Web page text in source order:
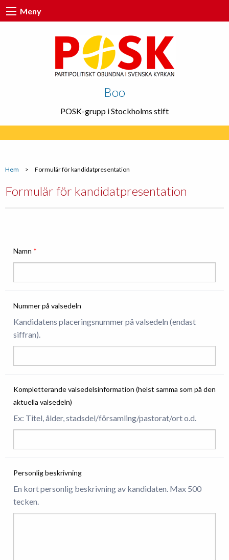
Meny
Boo
POSK-grupp i Stockholms stift
Hem > Formulär för kandidatpresentation
Formulär för kandidatpresentation
Namn *
Nummer på valsedeln
Kandidatens placeringsnummer på valsedeln (endast
siffran).
Kompletterande valsedelsinformation (helst samma som på den
aktuella valsedeln)
Ex: Titel, ålder, stadsdel/församling/pastorat/ort o.d.
Personlig beskrivning
En kort personlig beskrivning av kandidaten. Max 500
tecken.